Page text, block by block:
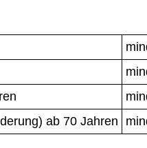
ab 70 Jahren